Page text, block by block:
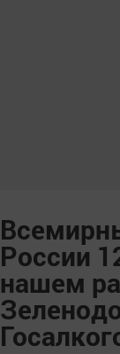
России
нашем